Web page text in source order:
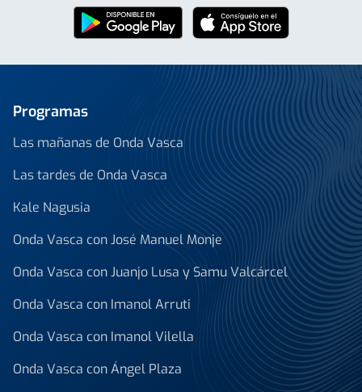
Programas
Las mañanas de Onda Vasca
Las tardes de Onda Vasca
Kale Nagusia
Onda Vasca con José Manuel Monje
Onda Vasca con Juanjo Lusa y Samu Valcárcel
Onda Vasca con Imanol Arruti
Onda Vasca con Imanol Vilella
Onda Vasca con Ángel Plaza